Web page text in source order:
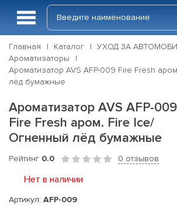
Главная Каталог
УХОД ЗА
Ароматизаторы
Ароматизатор AVS AFP-009 Fire Fresh
лёд бумажные
Ароматизатор AVS AFP-009
Fire Fresh аром. Fire Ice/
Огненный лёд бумажные
Рейтинг 0.0 0 отзывов
Нет в наличии
Артикул: AFP-009